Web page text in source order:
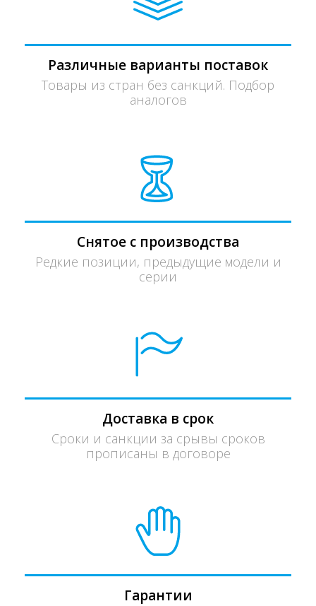
Различные варианты поставок
Товары из стран без санкций. Подбор
аналогов
Снятое с производства
Редкие позиции, предыдущие модели и
серии
Доставка в срок
Сроки и санкции за срывы сроков
прописаны в договоре
Гарантии